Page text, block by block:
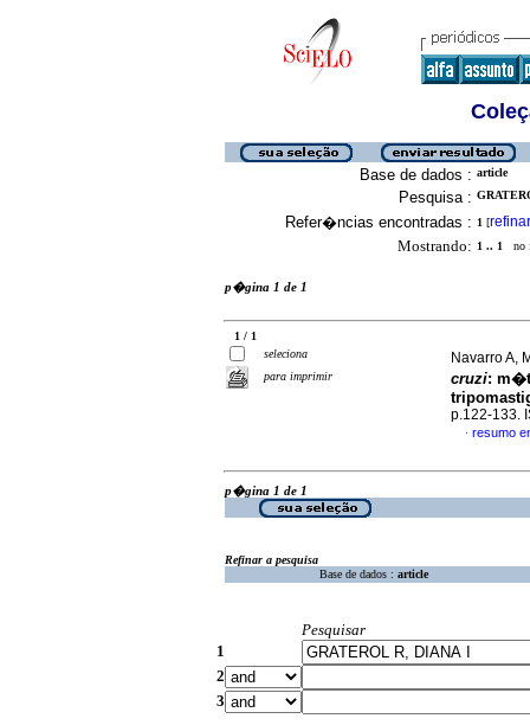
Base de dados : article
Pesquisa :
Refer�ncias encontradas : 1 [refinar
Mostrando: 1 .. 1 no
p�gina 1 de 1
1 / 1
seleciona
para imprimir
Navarro A,
cruzi:
p.122-133.
· resumo
p�gina 1 de 1
Refinar a pesquisa
Base de dados : article
Pesquisar
1
2
3